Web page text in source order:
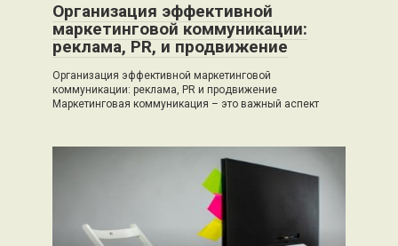
Организация эффективной
маркетинговой коммуникации:
реклама, PR, и продвижение
Организация эффективной маркетинговой
коммуникации: реклама, PR и продвижение
Маркетинговая коммуникация – это важный аспект